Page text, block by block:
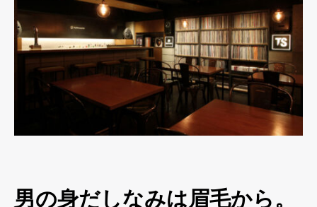
男の身だしなみは眉毛から。